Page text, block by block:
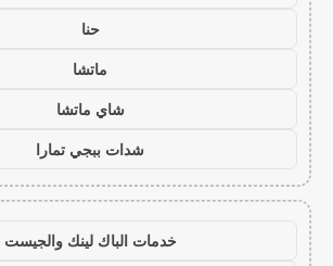
حنا
ماتشا
شاي ماتشا
شدات ببجي تمارا
خدمات الباك لينك والجيست